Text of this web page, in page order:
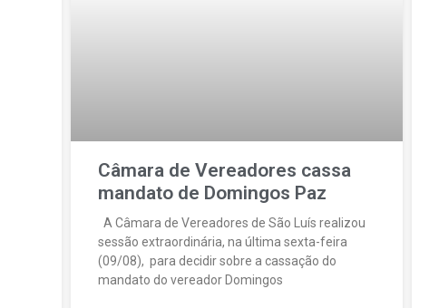
Câmara de Vereadores cassa
mandato de Domingos Paz
A Câmara de Vereadores de São Luís realizou
sessão extraordinária, na última sexta-feira
(09/08), para decidir sobre a cassação do
mandato do vereador Domingos